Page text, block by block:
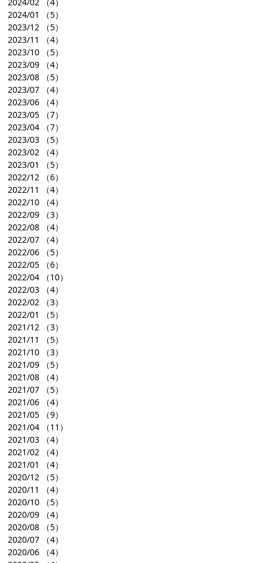
2024/01
（5）
2023/12 （5）
2023/11
（4）
2023/10 （5）
2023/09 （4）
2023/08 （5）
2023/07 （4）
2023/06 （4）
2023/05 （7）
2023/04 （7）
2023/03 （5）
2023/02 （4）
2023/01
（5）
2022/12 （6）
2022/11
（4）
2022/10 （4）
2022/09 （3）
2022/08 （4）
2022/07 （4）
2022/06 （5）
2022/05 （6）
2022/04 （10）
2022/03 （4）
2022/02 （3）
2022/01
（5）
2021/12 （3）
2021/11
（5）
2021/10 （3）
2021/09 （5）
2021/08 （4）
2021/07 （5）
2021/06 （4）
2021/05 （9）
2021/04 （11）
2021/03 （4）
2021/02 （4）
2021/01
（4）
2020/12 （5）
2020/11
（4）
2020/10 （5）
2020/09 （4）
2020/08 （5）
2020/07 （4）
2020/06 （4）